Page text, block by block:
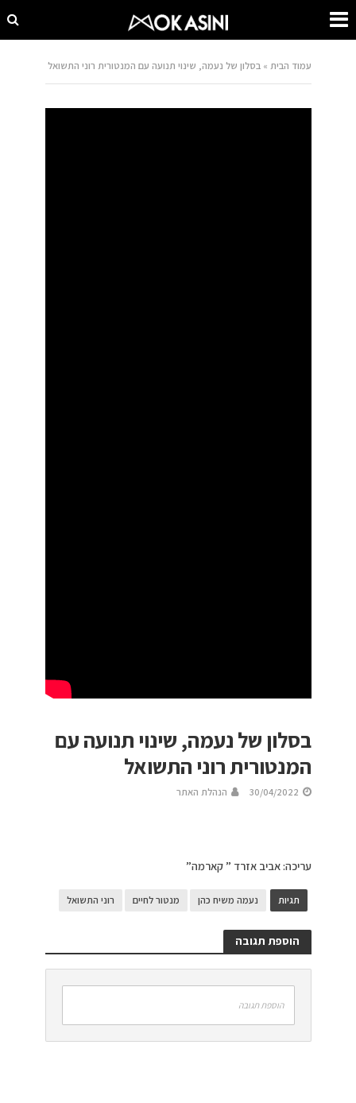
עמוד הבית »בסלון של נעמה, שינוי תנועה עם המנטורית רוני התשואל
בסלון של נעמה, שינוי תנועה עם
המנטורית רוני התשואל
30/04/2022 הנהלת האתר
עריכה: אביב אזרד ” קארמה”
תגיות נעמה משיח כהן מנטור לחיים רוני התשואל
הוספת תגובה
הוספת תגובה